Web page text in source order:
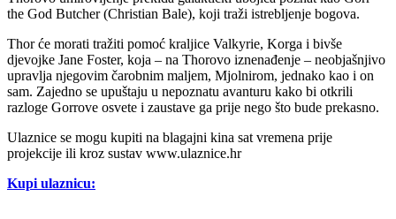
the God Butcher (Christian Bale), koji traži istrebljenje bogova.
Thor će morati tražiti pomoć kraljice Valkyrie, Korga i bivše
djevojke Jane Foster, koja – na Thorovo iznenađenje – neobjašnjivo
upravlja njegovim čarobnim maljem, Mjolnirom, jednako kao i on
sam. Zajedno se upuštaju u nepoznatu avanturu kako bi otkrili
razloge Gorrove osvete i zaustave ga prije nego što bude prekasno.
Ulaznice se mogu kupiti na blagajni kina sat vremena prije
projekcije ili kroz sustav www.ulaznice.hr
Kupi ulaznicu: